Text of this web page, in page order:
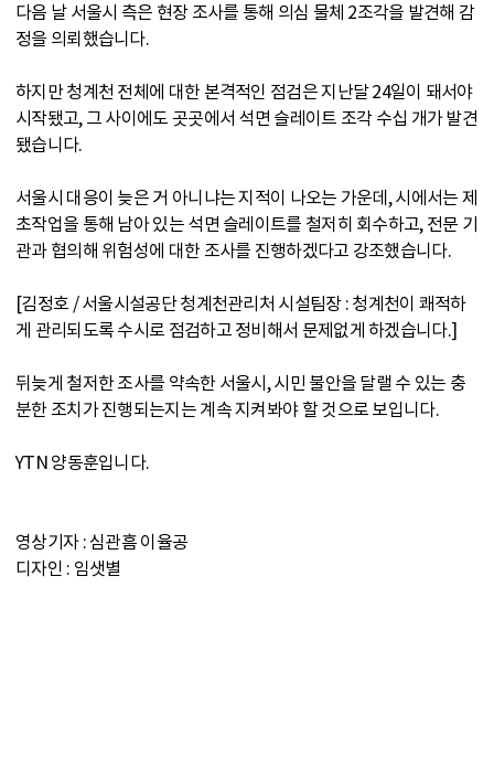
다음 날 서울시 측은 현장 조사를 통해 의심 물체 2조각을 발견해 감
정을 의뢰했습니다.
하지만 청계천 전체에 대한 본격적인 점검은 지난달 24일이 돼서야
시작됐고, 그 사이에도 곳곳에서 석면 슬레이트 조각 수십 개가 발견
됐습니다.
서울시 대응이 늦은 거 아니냐는 지적이 나오는 가운데, 시에서는 제
초작업을 통해 남아 있는 석면 슬레이트를 철저히 회수하고, 전문 기
관과 협의해 위험성에 대한 조사를 진행하겠다고 강조했습니다.
[김정호 / 서울시설공단 청계천관리처 시설팀장 : 청계천이 쾌적하
게 관리되도록 수시로 점검하고 정비해서 문제없게 하겠습니다.]
뒤늦게 철저한 조사를 약속한 서울시, 시민 불안을 달랠 수 있는 충
분한 조치가 진행되는지는 계속 지켜봐야 할 것으로 보입니다.
YTN 양동훈입니다.
영상기자 : 심관흠 이율공
디자인 : 임샛별